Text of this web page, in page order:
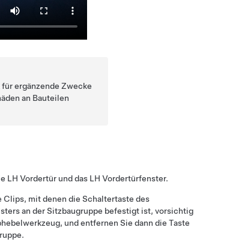
ergänzende Zwecke
an Bauteilen
LH Vordertür und das LH Vordertürfenster.
Clips, mit denen die Schaltertaste des
an der Sitzbaugruppe befestigt ist, vorsichtig
und entfernen Sie dann die Taste